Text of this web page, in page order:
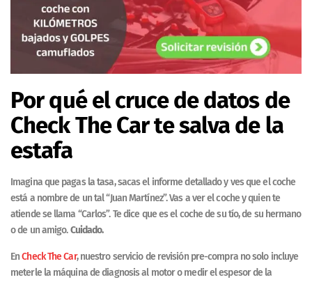
Por qué el cruce de datos de
Check The Car te salva de la
estafa
Imagina que pagas la tasa, sacas el informe detallado y ves que el coche
está a nombre de un tal “Juan Martínez”. Vas a ver el coche y quien te
atiende se llama “Carlos”. Te dice que es el coche de su tío, de su hermano
o de un amigo.Cuidado.
EnCheck The Car, nuestro servicio de revisión pre-compra no solo incluye
meterle la máquina de diagnosis al motor o medir el espesor de la